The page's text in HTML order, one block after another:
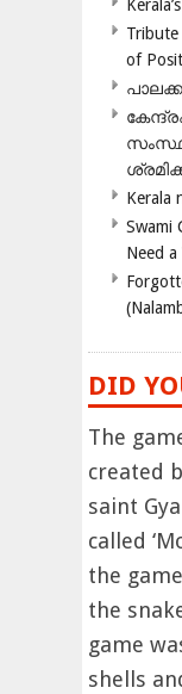
of
Kerala
Swami
Need a
DID
The
created
saint
called
the
the
game
shells